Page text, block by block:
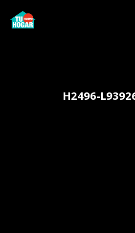
H2496-